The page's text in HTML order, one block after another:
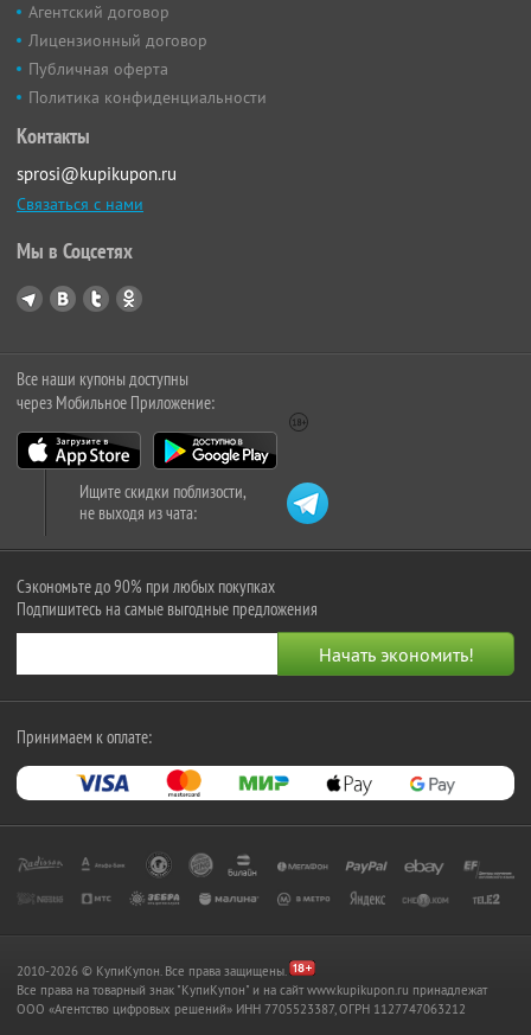
Агентский договор
Лицензионный договор
Публичная оферта
Политика конфиденциальности
Контакты
sprosi@kupikupon.ru
Связаться с нами
Мы в Соцсетях
Все наши купоны доступны
через Мобильное Приложение:
Ищите скидки поблизости,
не выходя из чата:
Сэкономьте до 90% при любых покупках
Подпишитесь на самые выгодные предложения
Принимаем к оплате:
2010-2026 © КупиКупон. Все права защищены.
Все права на товарный знак "КупиКупон" и на сайт www.kupikupon.ru принадлежат
OOO «Агентство цифровых решений» ИНН 7705523387, ОГРН 1127747063212